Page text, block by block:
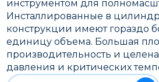
инструментом для
Инсталлированные в
конструкции имеют гораздо
единицу объема. Большая
производительность и
давления и критических